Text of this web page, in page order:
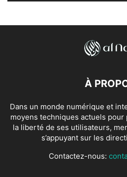
À
Dans un monde numérique et
moyens techniques actuels
la liberté de ses utilisateurs,
s’appuyant sur les
Contactez-nous: